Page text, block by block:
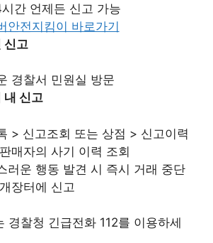
간 언제든 신고 가능
안전지킴이 바로가기
신고
경찰서 민원실 방문
내 신고
> 신고조회 또는 상점 > 신고이력
매자의 사기 이력 조회
러운 행동 발견 시 즉시 거래 중단
장터에 신고
경찰청 긴급전화 112를 이용하세